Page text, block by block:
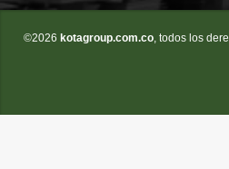
©2026 kotagroup.com.co, todos los